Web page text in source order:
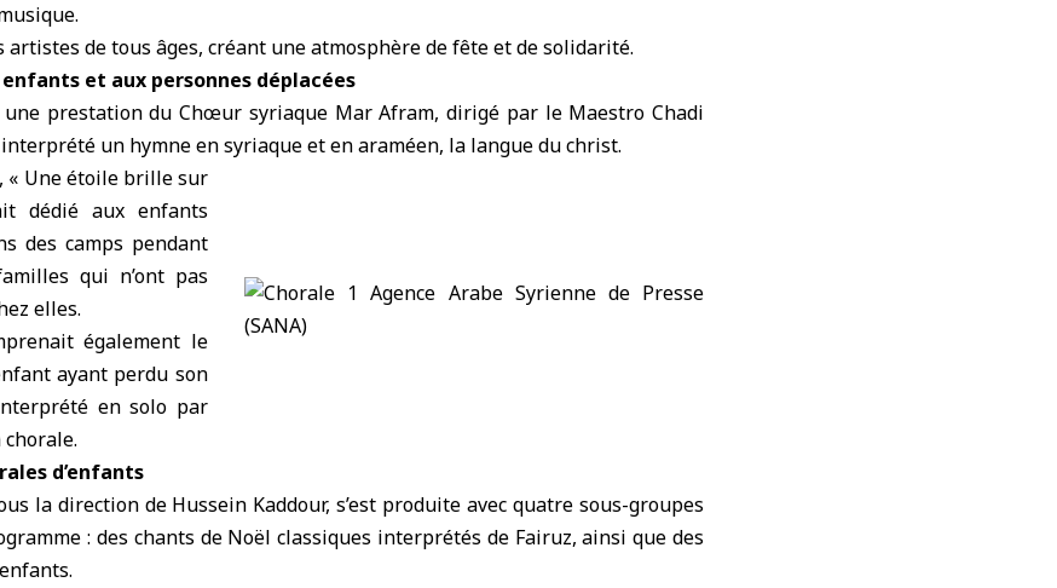
artistes de tous âges, créant une atmosphère de fête et de solidarité.
et aux personnes déplacées
prestation du Chœur syriaque Mar Afram, dirigé par le Maestro Chadi
un hymne en syriaque et en araméen, la langue du christ.
« Une étoile brille sur
dédié aux enfants
des camps pendant
qui n’ont pas
elles.
également le
ayant perdu son
en solo par
d’enfants
la direction de Hussein Kaddour, s’est produite avec quatre sous-groupes
: des chants de Noël classiques interprétés de Fairuz, ainsi que des